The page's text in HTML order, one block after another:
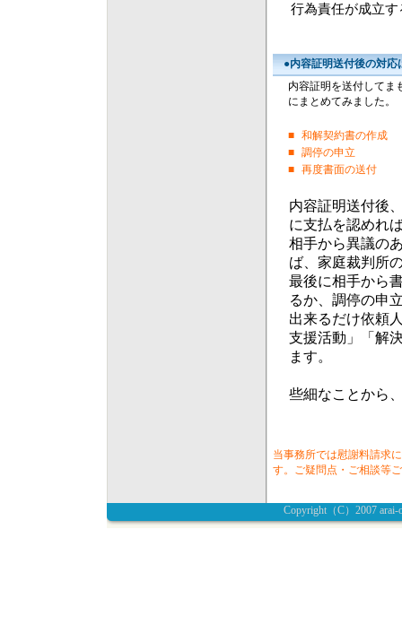
行為責任が成立
●内容証明送付後の対応
内容証明を送付してま
にまとめてみました。
■ 和解契約書の作成
■ 調停の申立
■ 再度書面の送付
内容証明送付後
に支払を認めれ
相手から異議の
ば、家庭裁判所
最後に相手から
るか、調停の申
出来るだけ依頼
支援活動」「解
ます。
些細なことから
当事務所では慰謝料請求
す。ご疑問点・ご相談等
Copyright（C）2007